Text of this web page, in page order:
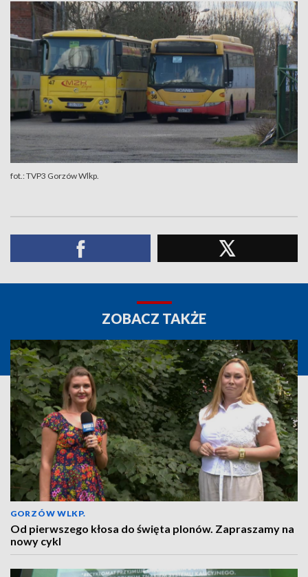
fot.: TVP3 Gorzów Wlkp.
ZOBACZ TAKŻE
GORZÓW WLKP.
Od pierwszego kłosa do święta plonów. Zapraszamy na
nowy cykl